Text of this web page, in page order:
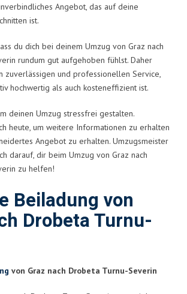
Angebot, das auf deine
ist.
du dich bei deinem Umzug von Graz nach
rundum gut aufgehoben fühlst. Daher
zuverlässigen und professionellen Service,
hochwertig als auch kosteneffizient ist.
deinen Umzug stressfrei gestalten.
heute, um weitere Informationen zu erhalten
Angebot zu erhalten. Umzugsmeister
darauf, dir beim Umzug von Graz nach
zu helfen!
Beiladung von
Drobeta Turnu-
von Graz nach Drobeta Turnu-Severin